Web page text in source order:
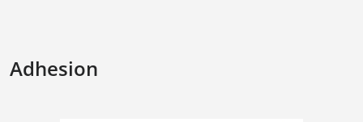
Adhesion